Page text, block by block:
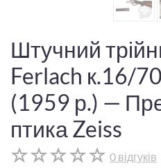
Штучний
Ferlach к.16/
(1959 р.) —
птика Zeiss
0 відгуків